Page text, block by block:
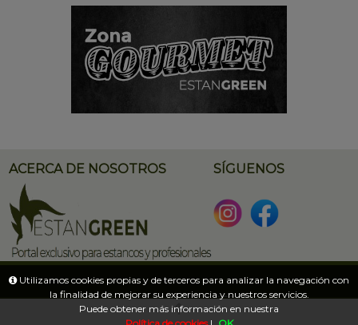
ACERCA DE NOSOTROS SÍGUENOS
INFORMACIÓN
CONTACTO
Utilizamos cookies propias y de terceros para analizar la navegación con
la finalidad de mejorar su experiencia y nuestros servicios.
Puede obtener más información en nuestra